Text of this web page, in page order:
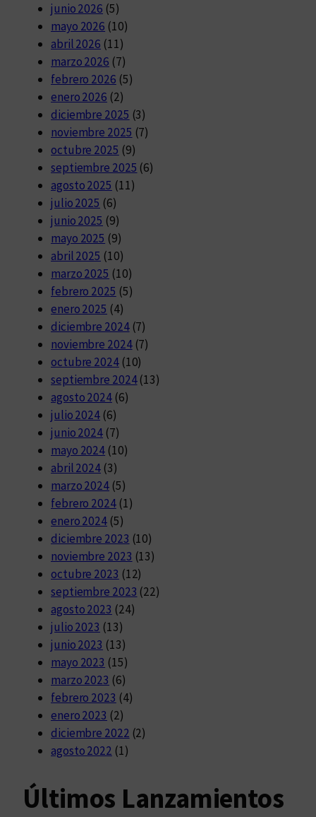
junio 2026 (5)
mayo 2026 (10)
abril 2026 (11)
marzo 2026 (7)
febrero 2026 (5)
enero 2026 (2)
diciembre 2025 (3)
noviembre 2025 (7)
octubre 2025 (9)
septiembre 2025 (6)
agosto 2025 (11)
julio 2025 (6)
junio 2025 (9)
mayo 2025 (9)
abril 2025 (10)
marzo 2025 (10)
febrero 2025 (5)
enero 2025 (4)
diciembre 2024(7)
noviembre 2024(7)
octubre 2024(10)
septiembre 2024(13)
agosto 2024(6)
julio 2024 (6)
junio 2024 (7)
mayo 2024 (10)
abril 2024 (3)
marzo 2024 (5)
febrero 2024(1)
enero 2024 (5)
diciembre 2023 (10)
noviembre 2023 (13)
octubre 2023 (12)
septiembre 2023 (22)
agosto 2023 (24)
julio 2023 (13)
junio 2023 (13)
mayo 2023 (15)
marzo 2023 (6)
febrero 2023 (4)
enero 2023 (2)
diciembre 2022 (2)
agosto 2022 (1)
Últimos Lanzamientos